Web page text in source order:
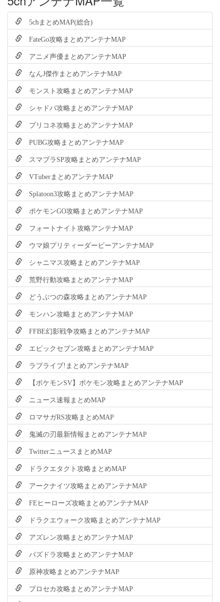
5chまとめMAP(総合)
FateGo攻略まとめアンテナMAP
アニメ声優まとめアンテナMAP
なんJ傑作まとめアンテナMAP
モンスト攻略まとめアンテナMAP
シャドバ攻略まとめアンテナMAP
プリコネ攻略まとめアンテナMAP
PUBG攻略まとめアンテナMAP
スマブラSP攻略まとめアンテナMAP
VTuberまとめアンテナMAP
Splatoon3攻略まとめアンテナMAP
ポケモンGO攻略まとめアンテナMAP
フォートナイト攻略アンテナMAP
ウマ娘プリティーダービーアンテナMAP
シャニマス攻略まとめアンテナMAP
荒野行動攻略まとめアンテナMAP
どうぶつの森攻略まとめアンテナMAP
モンハン攻略まとめアンテナMAP
FFBE幻影戦争攻略まとめアンテナMAP
エピックセブン攻略まとめアンテナMAP
ラブライブ!まとめアンテナMAP
【ポケモンSV】ポケモン攻略まとめアンテナMAP
ニュース速報まとめMAP
ロマサガRS攻略まとめMAP
鬼滅の刃最新情報まとめアンテナMAP
TwitterニュースまとめMAP
ドラクエタクト攻略まとめMAP
アークナイツ攻略まとめアンテナMAP
FEヒーローズ攻略まとめアンテナMAP
ドラクエウォーク攻略まとめアンテナMAP
アズレン攻略まとめアンテナMAP
パズドラ攻略まとめアンテナMAP
原神攻略まとめアンテナMAP
プロセカ攻略まとめアンテナMAP